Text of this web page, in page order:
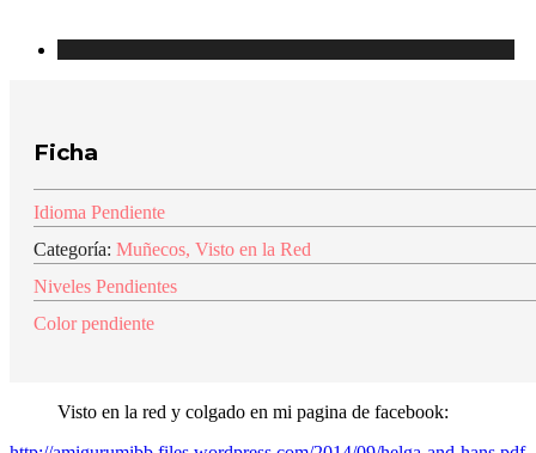
Ficha
Idioma Pendiente
Categoría: Muñecos, Visto en la Red
Niveles Pendientes
Color pendiente
Visto en la red y colgado en mi pagina de facebook: